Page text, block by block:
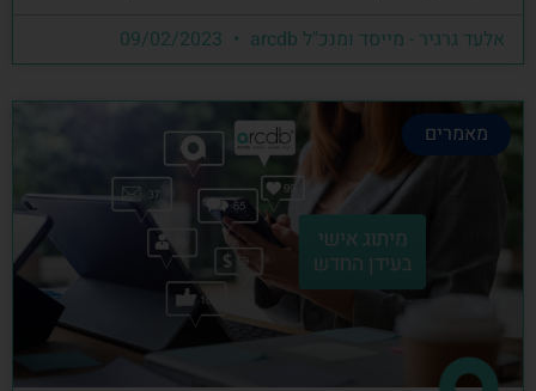
אלעד גרגיר - מייסד ומנכ"ל arcdb
מאמרים